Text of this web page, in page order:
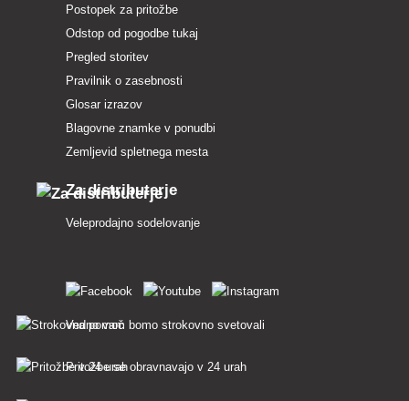
Postopek za pritožbe
Odstop od pogodbe tukaj
Pregled storitev
Pravilnik o zasebnosti
Glosar izrazov
Blagovne znamke v ponudbi
Zemljevid spletnega mesta
Za distributerje
Veleprodajno sodelovanje
Vedno vam bomo strokovno svetovali
Pritožbe se obravnavajo v 24 urah